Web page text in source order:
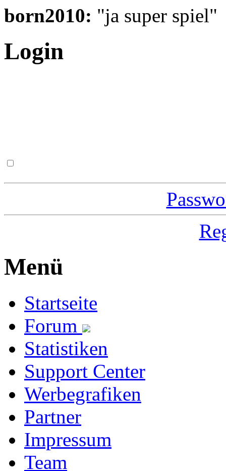
born2010: "ja super spiel"
Login
Menü
Startseite
Forum
Statistiken
Support Center
Werbegrafiken
Partner
Impressum
Team